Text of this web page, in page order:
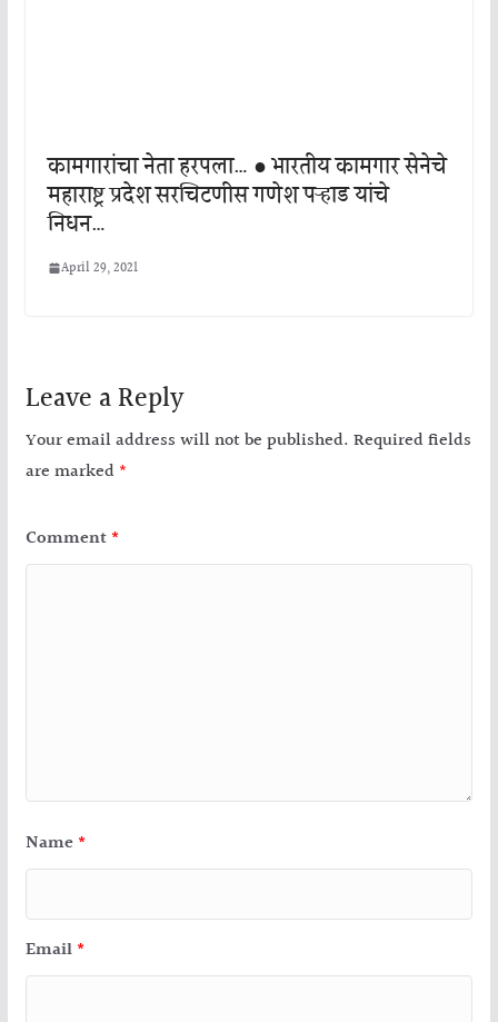
कामगारांचा नेता हरपला… ● भारतीय कामगार सेनेचे
महाराष्ट्र प्रदेश सरचिटणीस गणेश पऱ्हाड यांचे
निधन…
April 29, 2021
Leave a Reply
Your email address will not be published. Required fields
are marked *
Comment *
Name *
Email *